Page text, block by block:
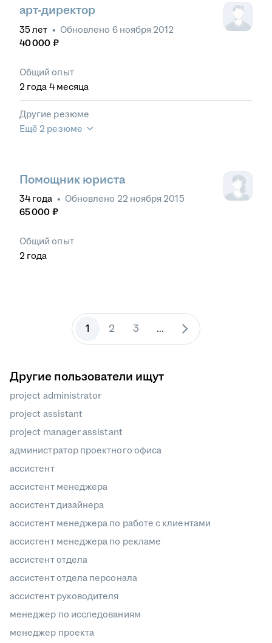
арт-директор
35 лет • Обновлено 6 ноября 2012
40 000 ₽
Общий опыт
2 года 4 месяца
Другие резюме
Ещё 2 резюме
Помощник юриста
34 года • Обновлено 22 ноября 2015
65 000 ₽
Общий опыт
2 года
1 2 3 ...
Другие пользователи ищут
project administrator
project assistant
project manager assistant
администратор проектного офиса
ассистент
ассистент менеджера
ассистент дизайнера
ассистент менеджера по работе с клиентами
ассистент менеджера по рекламе
ассистент отдела
ассистент отдела персонала
ассистент руководителя
менеджер по исследованиям
менеджер проекта